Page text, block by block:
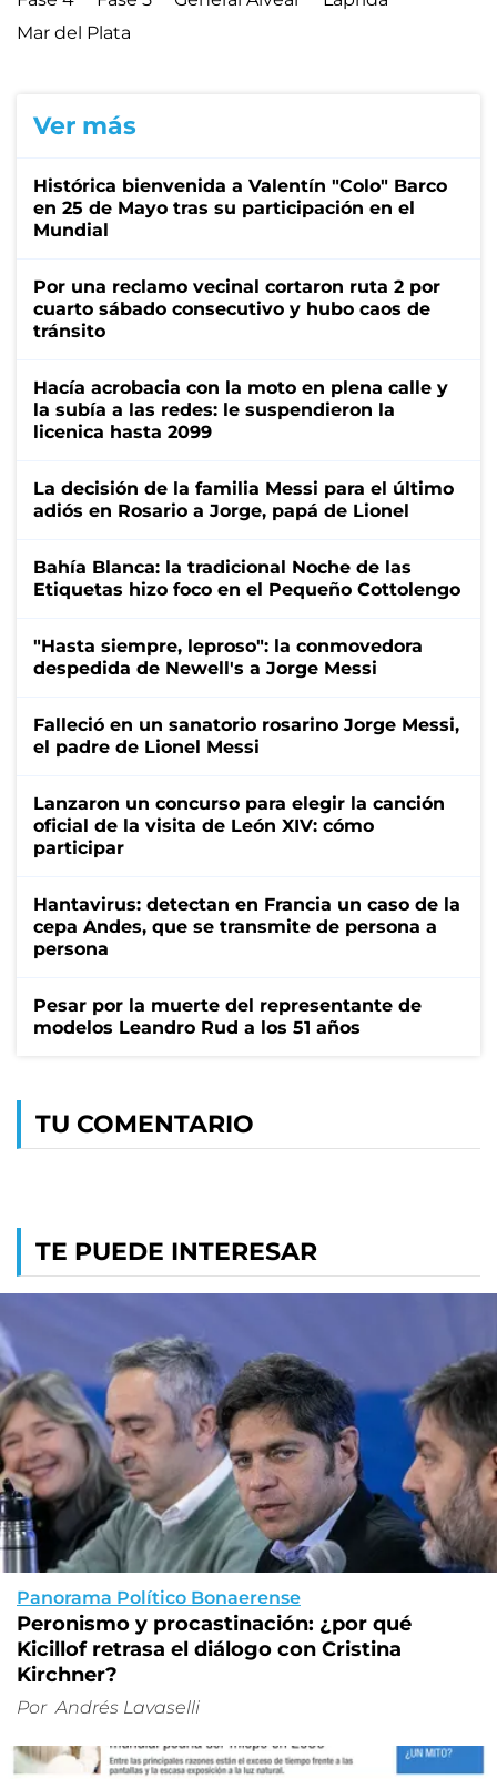
Mar del Plata
Ver más
Histórica bienvenida a Valentín "Colo" Barco
en 25 de Mayo tras su participación en el
Mundial
Por una reclamo vecinal cortaron ruta 2 por
cuarto sábado consecutivo y hubo caos de
tránsito
Hacía acrobacia con la moto en plena calle y
la subía a las redes: le suspendieron la
licenica hasta 2099
La decisión de la familia Messi para el último
adiós en Rosario a Jorge, papá de Lionel
Bahía Blanca: la tradicional Noche de las
Etiquetas hizo foco en el Pequeño Cottolengo
"Hasta siempre, leproso": la conmovedora
despedida de Newell's a Jorge Messi
Falleció en un sanatorio rosarino Jorge Messi,
el padre de Lionel Messi
Lanzaron un concurso para elegir la canción
oficial de la visita de León XIV: cómo
participar
Hantavirus: detectan en Francia un caso de la
cepa Andes, que se transmite de persona a
persona
Pesar por la muerte del representante de
modelos Leandro Rud a los 51 años
TU COMENTARIO
TE PUEDE INTERESAR
Panorama Político Bonaerense
Peronismo y procastinación: ¿por qué
Kicillof retrasa el diálogo con Cristina
Kirchner?
Por Andrés Lavaselli